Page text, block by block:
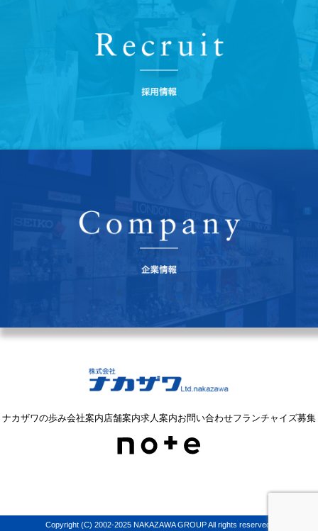
ナカザワの歩み会社案内店舗案内求人案内お問い合わせフランチャイズ募集
Copyright (C) 2002-2025 NAKAZAWA GROUP All rights reserved.